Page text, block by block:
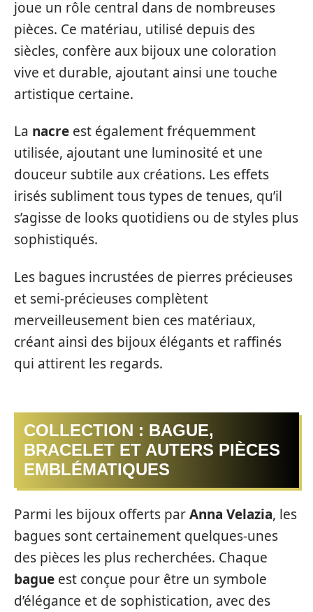
joue un rôle central dans de nombreuses
pièces. Ce matériau, utilisé depuis des
siècles, confère aux bijoux une coloration
vive et durable, ajoutant ainsi une touche
artistique certaine.
La nacre est également fréquemment
utilisée, ajoutant une luminosité et une
douceur subtile aux créations. Les effets
irisés subliment tous types de tenues, qu’il
s’agisse de looks quotidiens ou de styles plus
sophistiqués.
Les bagues incrustées de pierres précieuses
et semi-précieuses complètent
merveilleusement bien ces matériaux,
créant ainsi des bijoux élégants et raffinés
qui attirent les regards.
COLLECTION : BAGUE,
BRACELET ET AUTERS PIÈCES
EMBLÉMATIQUES
Parmi les bijoux offerts parAnna Velazia, les
bagues sont certainement quelques-unes
des pièces les plus recherchées. Chaque
bague est conçue pour être un symbole
d’élégance et de sophistication, avec des